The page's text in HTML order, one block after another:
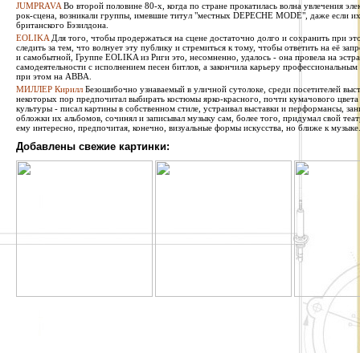
JUMPRAVA Во второй половине 80-х, когда по стране прокатилась волна увлечения
рок-сцена, возникали группы, имевшие титул "местных DEPECHE MODE", даже если
британского Бэзилдона.
EOLIKA Для того, чтобы продержаться на сцене достаточно долго и сохранить при
следить за тем, что волнует эту публику и стремиться к тому, чтобы ответить на её
и самобытной, Группе EOLIKA из Риги это, несомненно, удалось - она провела на
самодеятельности с исполнением песен битлов, а закончила карьеру
при этом на ABBA.
МИЛЛЕР Кирилл Безошибочно узнаваемый в уличной сутолоке, среди посетителей
некоторых пор предпочитал выбирать костюмы ярко-красного, почти кумачового
культуры - писал картины в собственном стиле, устраивал выставки и перформансы,
обложки их альбомов, сочинял и записывал музыку сам, более того, придумал свой
ему интересно, предпочитая, конечно, визуальные формы искусства, но ближе к музыке.
Добавлены свежие картинки: